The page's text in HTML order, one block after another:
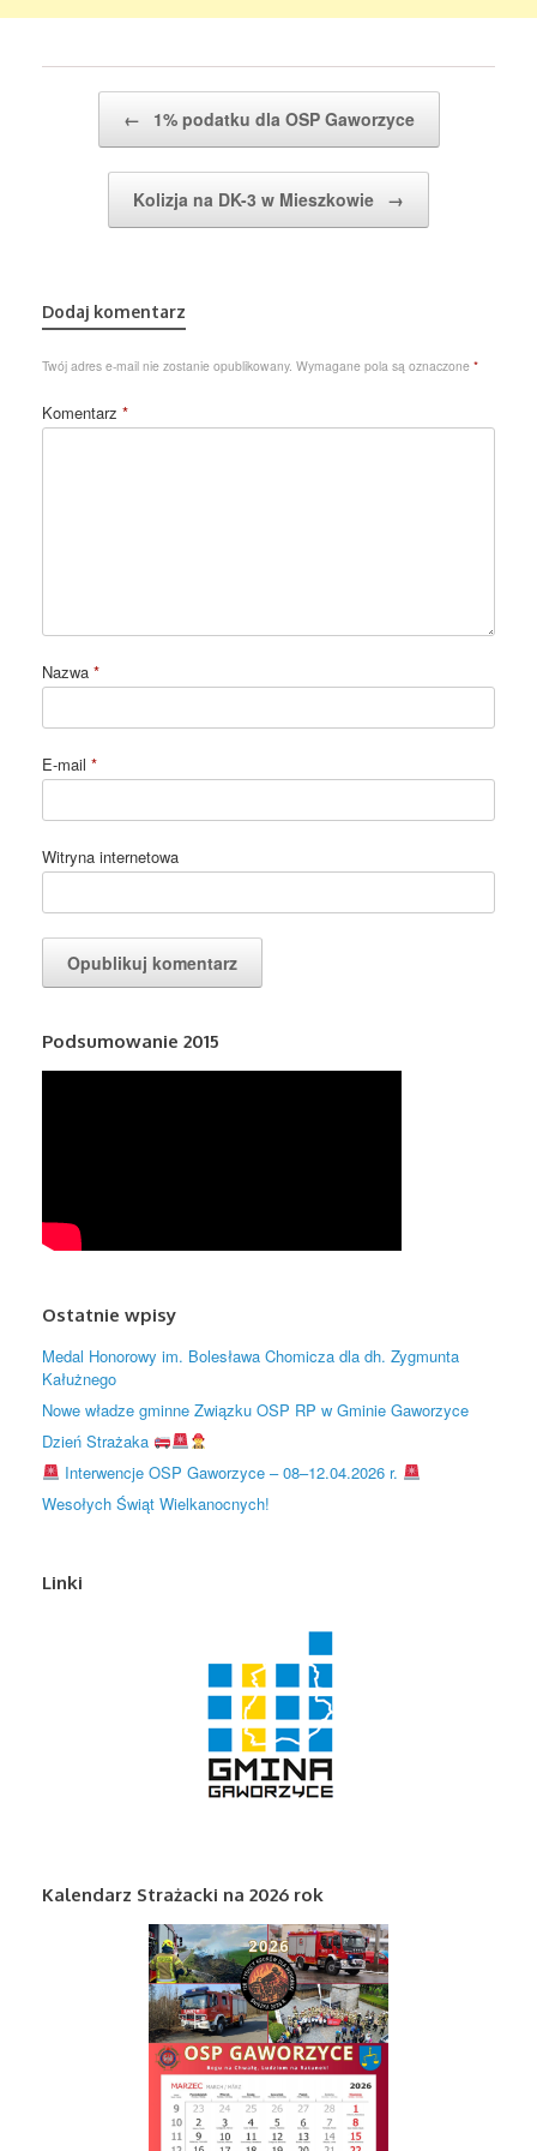
← 1% podatku dla OSP Gaworzyce
Kolizja na DK-3 w Mieszkowie →
Dodaj komentarz
Twój adres e-mail nie zostanie opublikowany. Wymagane pola są oznaczone *
Komentarz *
Nazwa *
E-mail *
Witryna internetowa
Podsumowanie 2015
Ostatnie wpisy
Medal Honorowy im. Bolesława Chomicza dla dh. Zygmunta
Kałużnego
Nowe władze gminne Związku OSP RP w Gminie Gaworzyce
Dzień Strażaka
Interwencje OSP Gaworzyce – 08–12.04.2026 r.
Wesołych Świąt Wielkanocnych!
Linki
Kalendarz Strażacki na 2026 rok